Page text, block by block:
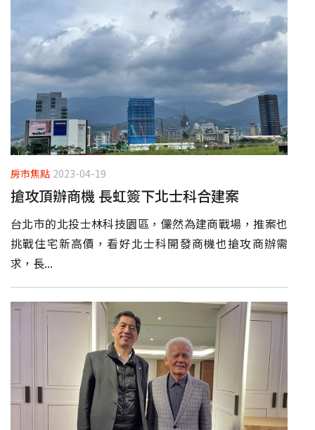
房市焦點 2023-04-19
搶攻頂辦商機 長虹簽下北士科合建案
台北市的北投士林科技園區，儼然為建商戰場，推案也
挑戰住宅新高價，看好北士科開發商機也搶攻商辦需
求，長...